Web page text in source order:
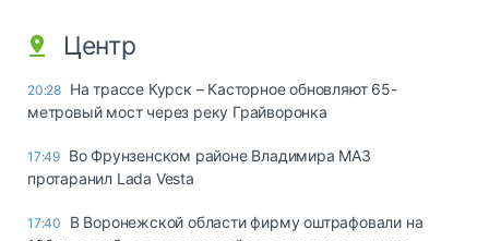
Центр
20:28 На трассе Курск – Касторное обновляют 65-
метровый мост через реку Грайворонка
17:49 Во Фрунзенском районе Владимира МАЗ
протаранил Lada Vesta
17:40
В Воронежской области фирму оштрафовали на